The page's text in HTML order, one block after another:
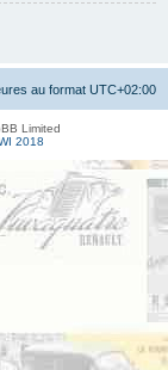
au format UTC+02:00
Limited
2018